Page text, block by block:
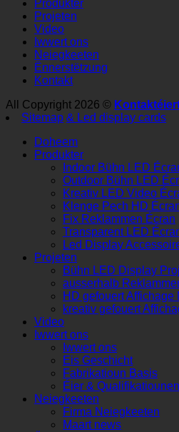
Produkter
Projeten
Video
Iwwert ons
Neiegkeeten
Ënnerstëtzung
Kontakt
All Copyright 2026 ©
Sitemap & Led display cards
Doheem
Produkter
Indoor Bühn LED
Outdoor Bühn LED
Kreativ LED Video
Klenge Pech HD
Fix Reklammen Écran
Transparent LED
Led Display
Projeten
Bühn LED Display
ausserhalb
HD gefouert Affichage
kreativ gefouert
Video
Iwwert ons
Iwwert ons
Eis Geschicht
Fabrikatioun Basis
Éier & Qualifikatiounen
Neiegkeeten
Firma Neiegkeeten
Maart news